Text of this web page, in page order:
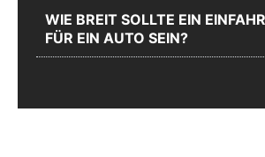
WIE BREIT SOLLTE EIN
FÜR EIN AUTO SEIN?